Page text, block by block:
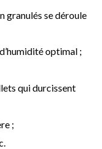
granulés se déroule
optimal ;
qui durcissent
;